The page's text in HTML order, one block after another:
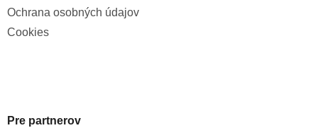
Ochrana osobných údajov
Cookies
Pre partnerov